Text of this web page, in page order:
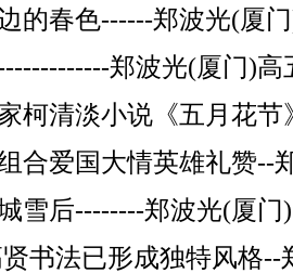
的春色------郑波光(厦
郑波光(厦门)
柯清淡小说《五月花
合爱国大情英雄礼赞--
雪后--------郑波光(厦
书法已形成独特风格